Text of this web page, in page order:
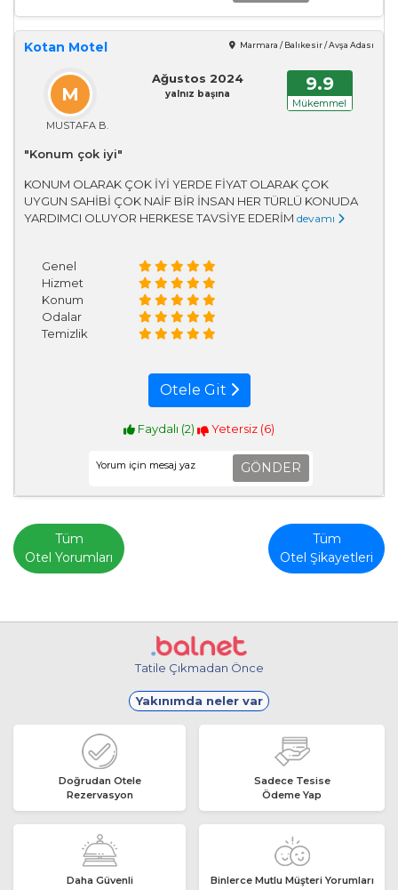
Kotan Motel Marmara / Balıkesir / Avşa Adası
M
MUSTAFA B.
Ağustos 2024
yalnız başına 9.9
Mükemmel
"Konum çok iyi"
KONUM OLARAK ÇOK İYİ YERDE FİYAT OLARAK ÇOK
UYGUN SAHİBİ ÇOK NAİF BİR İNSAN HER TÜRLÜ KONUDA
YARDIMCI OLUYOR HERKESE TAVSİYE EDERİM devamı
Genel
Hizmet
Konum
Odalar
Temizlik
Otele Git
Faydalı (2) Yetersiz (6)
GÖNDER
Tüm
Otel Yorumları
Tüm
Otel Şikayetleri
Tatile Çıkmadan Önce
Yakınımda neler var
Doğrudan Otele
Rezervasyon
Sadece Tesise
Ödeme Yap
Daha Güvenli
Binlerce Mutlu Müşteri Yorumları